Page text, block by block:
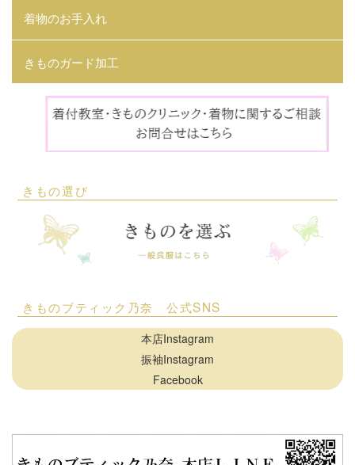
着物のお手入れ
きものガード加工
きもの選び
きものブティック乃奈 公式SNS
本店Instagram
振袖Instagram
Facebook